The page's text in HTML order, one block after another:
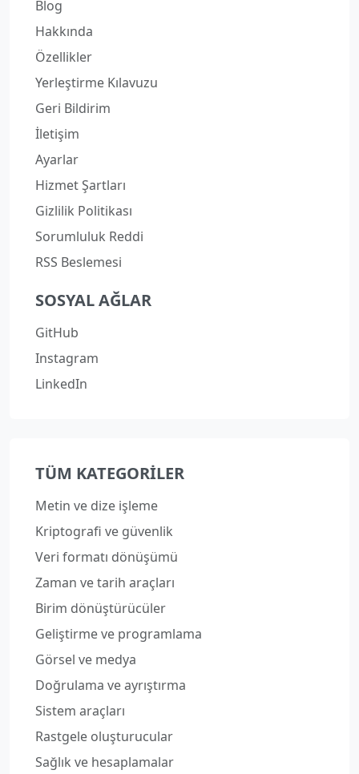
Blog
Hakkında
Özellikler
Yerleştirme Kılavuzu
Geri Bildirim
İletişim
Ayarlar
Hizmet Şartları
Gizlilik Politikası
Sorumluluk Reddi
RSS Beslemesi
SOSYAL AĞLAR
GitHub
Instagram
LinkedIn
TÜM KATEGORILER
Metin ve dize işleme
Kriptografi ve güvenlik
Veri formatı dönüşümü
Zaman ve tarih araçları
Birim dönüştürücüler
Geliştirme ve programlama
Görsel ve medya
Doğrulama ve ayrıştırma
Sistem araçları
Rastgele oluşturucular
Sağlık ve hesaplamalar